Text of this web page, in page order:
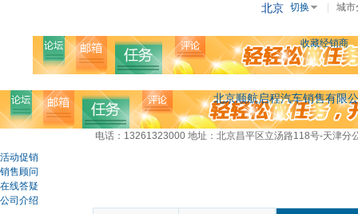
北京 切换 城市
收藏经销商
北京顺航启程汽车销售有限
电话：13261323000 地址：北京昌平区立汤路118号-天津分
活动促销
销售顾问
在线答疑
公司介绍